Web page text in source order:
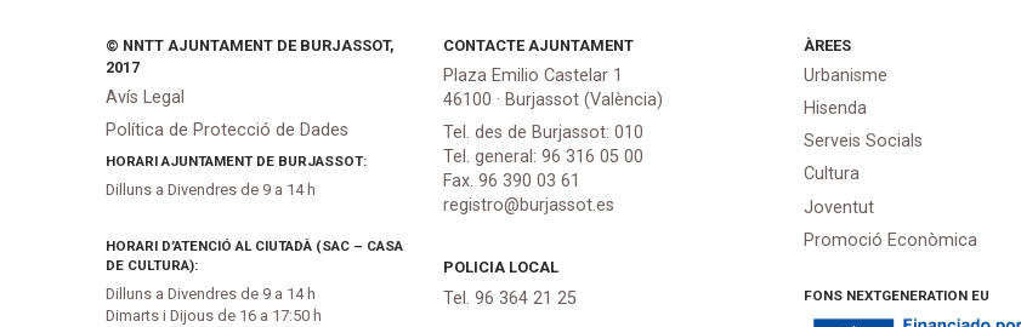
© NNTT AJUNTAMENT DE BURJASSOT,
2017
Avís Legal
Política de Protecció de Dades
HORARI AJUNTAMENT DE BURJASSOT:
Dilluns a Divendres de 9 a 14 h
HORARI D’ATENCIÓ AL CIUTADÀ (SAC – CASA
DE CULTURA):
Dilluns a Divendres de 9 a 14 h
Dimarts i Dijous de 16 a 17:50 h
CONTACTE AJUNTAMENT
Plaza Emilio Castelar 1
46100 · Burjassot (València)
Tel. des de Burjassot: 010
Tel. general: 96 316 05 00
Fax. 96 390 03 61
registro@burjassot.es
POLICIA LOCAL
Tel. 96 364 21 25
ÀREES
Urbanisme
Hisenda
Serveis Socials
Cultura
Joventut
Promoció Econòmica
FONS NEXTGENERATION EU